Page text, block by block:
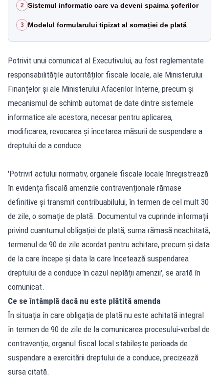
2 Sistemul informatic care va deveni spaima șoferilor
3 Modelul formularului tipizat al somației de plată
Potrivit unui comunicat al Executivului, au fost reglementate
responsabilitățile autorităților fiscale locale, ale Ministerului
Finanțelor și ale Ministerului Afacerilor Interne, precum și
mecanismul de schimb automat de date dintre sistemele
informatice ale acestora, necesar pentru aplicarea,
modificarea, revocarea și încetarea măsurii de suspendare a
dreptului de a conduce.
'Potrivit actului normativ, organele fiscale locale înregistrează
în evidența fiscală amenzile contravenționale rămase
definitive și transmit contribuabilului, în termen de cel mult 30
de zile, o somație de plată. Documentul va cuprinde informații
privind cuantumul obligației de plată, suma rămasă neachitată,
termenul de 90 de zile acordat pentru achitare, precum și data
de la care începe și data la care încetează suspendarea
dreptului de a conduce în cazul neplății amenzii', se arată în
comunicat.
Ce se întâmplă dacă nu este plătită amenda
În situația în care obligația de plată nu este achitată integral
în termen de 90 de zile de la comunicarea procesului-verbal de
contravenție, organul fiscal local stabilește perioada de
suspendare a exercitării dreptului de a conduce, precizează
sursa citată.